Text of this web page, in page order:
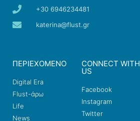
+30 6946234481
katerina@flust.gr
ΠΕΡΙΕΧΟΜΕΝΟ
Digital Era
Flust-άρω
Life
News
CONNECT WITH
US
Facebook
Instagram
Twitter